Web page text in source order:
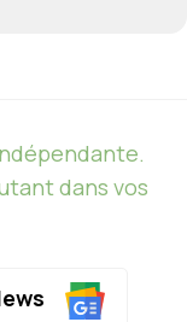
dans vos